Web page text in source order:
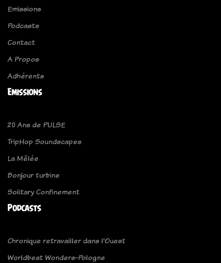
Emissions
Podcasts
Contact
A Propos
Adhérents
Emissions
20 Ans de PULSE
TripHop Soundscapes
La Mêlée
Bonjour turbine
Solitary Confinement
Podcasts
Chronique retravailler dans l'Ouest
Worldbeat Wonders-Pologne